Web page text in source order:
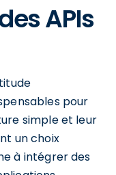
APIs
pour
simple et leur
un choix
à intégrer des